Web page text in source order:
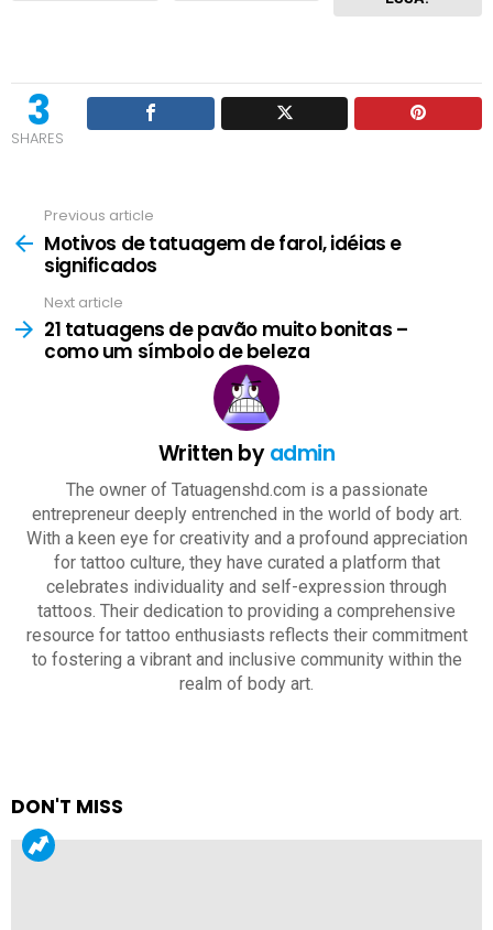
3
SHARES
more
Previous article
Motivos de tatuagem de farol, idéias e
significados
Next article
21 tatuagens de pavão muito bonitas –
como um símbolo de beleza
Written byadmin
The owner of Tatuagenshd.com is a passionate
entrepreneur deeply entrenched in the world of body art.
With a keen eye for creativity and a profound appreciation
for tattoo culture, they have curated a platform that
celebrates individuality and self-expression through
tattoos. Their dedication to providing a comprehensive
resource for tattoo enthusiasts reflects their commitment
to fostering a vibrant and inclusive community within the
realm of body art.
DON'T MISS